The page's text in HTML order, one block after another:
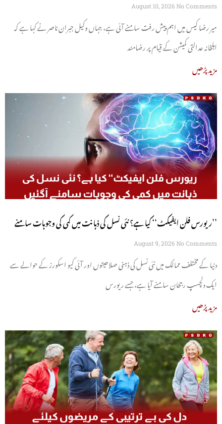
August 10, 2026 No Comments
میر رضا کیس میں اہم پیش رفت سامنے آئی ہے، جہاں وکیل جبران ناصر نے کہا ہے کہ
اہلخانہ عدالتی کمیشن کے قیام پر رضامند
مزید پڑھیں
’’ریورس فلن ایفیکٹ‘‘ کیا ہے؟ نئی نسل کی ذہانت میں کمی کی وجوہات سامنے
آگئیں
August 9, 2026 No Comments
دنیا کے مختلف ممالک میں نئی نسل کی ذہنی صلاحیتوں اور آئی کیو اسکورز کے حوالے سے
ایک دلچسپ رجحان سامنے آیا ہے، جسے ریورس
مزید پڑھیں